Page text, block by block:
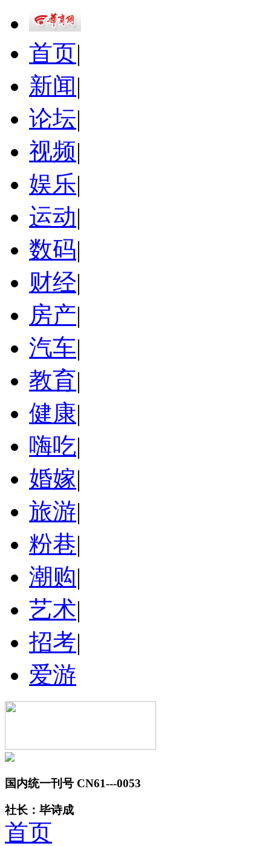
首页|
新闻|
论坛|
视频|
娱乐|
运动|
数码|
财经|
房产|
汽车|
教育|
健康|
嗨吃|
婚嫁|
旅游|
粉巷|
潮购|
艺术|
招考|
爱游
国内统一刊号 CN61---0053
社长：毕诗成
首页